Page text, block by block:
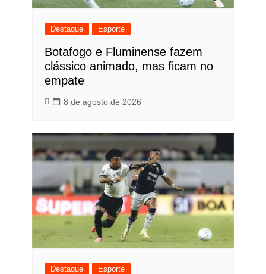
Destaque Esporte
Botafogo e Fluminense fazem
clássico animado, mas ficam no
empate
8 de agosto de 2026
Destaque Esporte